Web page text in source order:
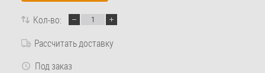
Кол-во:
Рассчитать доставку
Под заказ